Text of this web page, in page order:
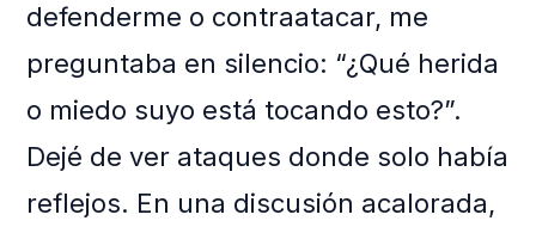
defenderme o contraatacar, me
preguntaba en silencio: “¿Qué herida
o miedo suyo está tocando esto?”.
Dejé de ver ataques donde solo había
reflejos. En una discusión acalorada,